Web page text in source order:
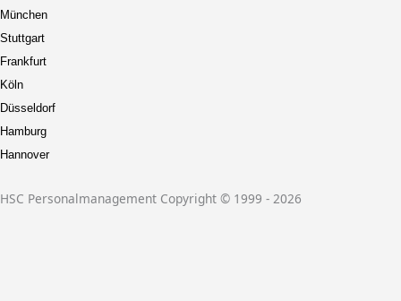
München
Stuttgart
Frankfurt
Köln
Düsseldorf
Hamburg
Hannover
HSC Personalmanagement Copyright © 1999 - 2026